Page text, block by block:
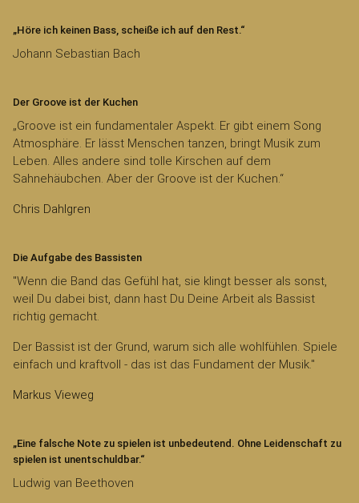
„Höre ich keinen Bass, scheiße ich auf den Rest.“
Johann Sebastian Bach
Der Groove ist der Kuchen
„Groove ist ein fundamentaler Aspekt. Er gibt einem Song
Atmosphäre. Er lässt Menschen tanzen, bringt Musik zum
Leben. Alles andere sind tolle Kirschen auf dem
Sahnehäubchen. Aber der Groove ist der Kuchen.“
Chris Dahlgren
Die Aufgabe des Bassisten
"Wenn die Band das Gefühl hat, sie klingt besser als sonst,
weil Du dabei bist, dann hast Du Deine Arbeit als Bassist
richtig gemacht.
Der Bassist ist der Grund, warum sich alle wohlfühlen. Spiele
einfach und kraftvoll - das ist das Fundament der Musik."
Markus Vieweg
„Eine falsche Note zu spielen ist unbedeutend. Ohne Leidenschaft zu
spielen ist unentschuldbar.“
Ludwig van Beethoven